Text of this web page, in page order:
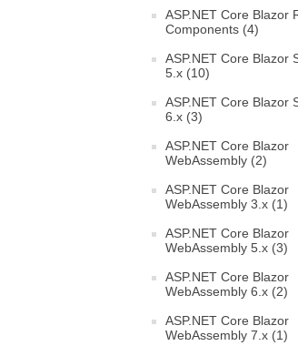
ASP.NET Core Blazor
Components (4)
ASP.NET Core Blazor
5.x (10)
ASP.NET Core Blazor
6.x (3)
ASP.NET Core Blazor
WebAssembly (2)
ASP.NET Core Blazor
WebAssembly 3.x (1)
ASP.NET Core Blazor
WebAssembly 5.x (3)
ASP.NET Core Blazor
WebAssembly 6.x (2)
ASP.NET Core Blazor
WebAssembly 7.x (1)